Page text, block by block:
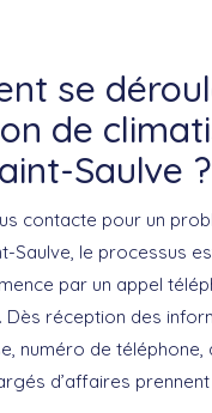
se
de
Saulve ?
contacte pour un
Saulve, le processus
par un appel
Dès réception des
numéro de téléphone,
d’affaires prennent